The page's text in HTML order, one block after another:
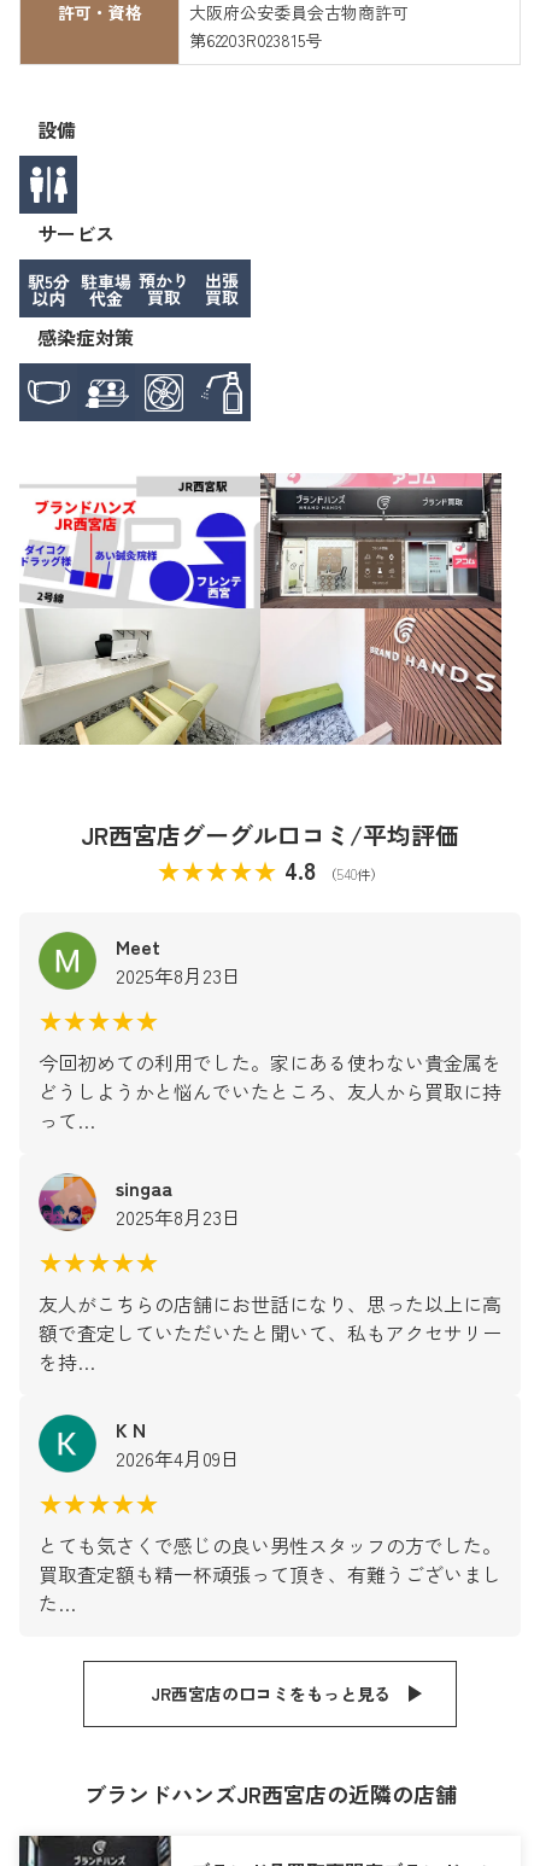
設備
サービス
感染症対策
許可・資格
大阪府公安委員会古物商許可
第62203R023815号
JR西宮店グーグル口コミ/平均評価
★★★★★ 4.8 （540件）
Meet
2025年8月23日
★★★★★
今回初めての利用でした。家にある使わない貴金属を
どうしようかと悩んでいたところ、友人から買取に持
って…
singaa
2025年8月23日
★★★★★
友人がこちらの店舗にお世話になり、思った以上に高
額で査定していただいたと聞いて、私もアクセサリー
を持…
K N
2026年4月09日
★★★★★
とても気さくで感じの良い男性スタッフの方でした。
買取査定額も精一杯頑張って頂き、有難うございまし
た…
JR西宮店の口コミをもっと見る
ブランドハンズJR西宮店の近隣の店舗